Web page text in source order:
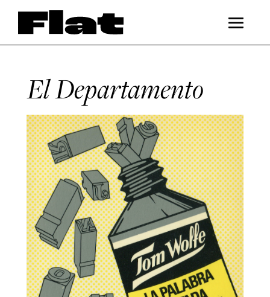
El Departamento